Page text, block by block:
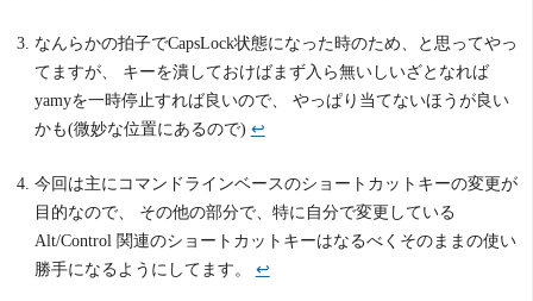
なんらかの拍子でCapsLock状態になった時のため、と思ってやっ
てますが、 キーを潰しておけばまず入ら無いしいざとなれば
yamyを一時停止すれば良いので、 やっぱり当てないほうが良い
かも(微妙な位置にあるので) ↩
今回は主にコマンドラインベースのショートカットキーの変更が
目的なので、 その他の部分で、特に自分で変更している
Alt/Control 関連のショートカットキーはなるべくそのままの使い
勝手になるようにしてます。 ↩